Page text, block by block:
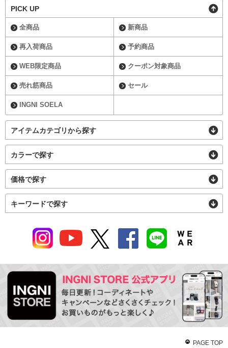
PICK UP
全商品 新商品
再入荷商品 予約商品
WEB限定商品 クーポン対象商品
売れ筋商品 セール
INGNI SOELA
アイテムカテゴリから探す
カラーで探す
価格で探す
キーワードで探す
PAGE TOP